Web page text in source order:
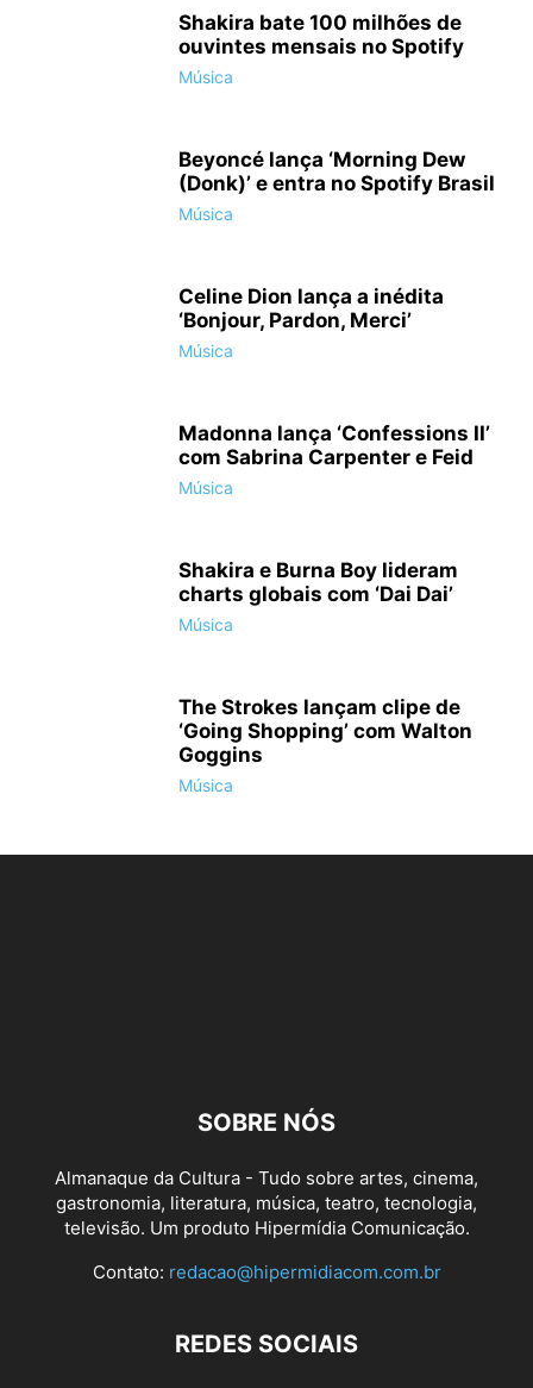
Shakira bate 100 milhões de
ouvintes mensais no Spotify
Música
Beyoncé lança ‘Morning Dew
(Donk)’ e entra no Spotify Brasil
Música
Celine Dion lança a inédita
‘Bonjour, Pardon, Merci’
Música
Madonna lança ‘Confessions II’
com Sabrina Carpenter e Feid
Música
Shakira e Burna Boy lideram
charts globais com ‘Dai Dai’
Música
The Strokes lançam clipe de
‘Going Shopping’ com Walton
Goggins
Música
SOBRE NÓS
Almanaque da Cultura - Tudo sobre artes, cinema,
gastronomia, literatura, música, teatro, tecnologia,
televisão. Um produto Hipermídia Comunicação.
Contato: redacao@hipermidiacom.com.br
REDES SOCIAIS